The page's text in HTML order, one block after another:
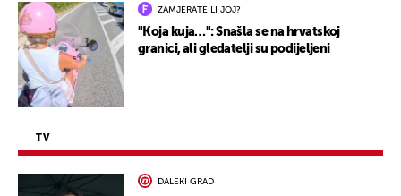
ZAMJERATE LI JOJ?
"Koja kuja…": Snašla se na hrvatskoj
granici, ali gledatelji su podijeljeni
TV
DALEKI GRAD